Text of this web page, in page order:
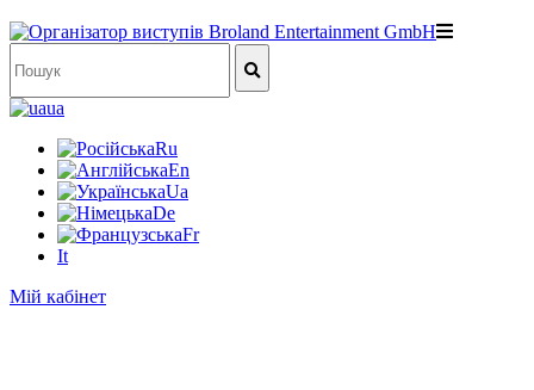
ua
Ru
En
Ua
De
Fr
It
Мій кабінет